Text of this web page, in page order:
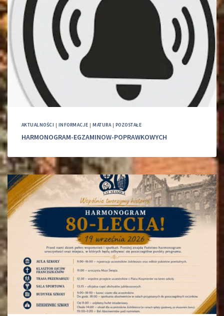
AKTUALNOŚCI | INFORMACJE |MATURA| POZOSTAŁE
HARMONOGRAM-EGZAMINOW-POPRAWKOWYCH